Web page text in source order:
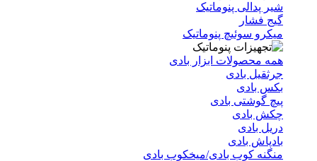
شیر پدالی پنوماتیک
گیج فشار
میکرو سوئیچ پنوماتیک
همه محصولات ابزار بادی
جرثقیل بادی
بکس بادی
پیچ گوشتی بادی
چکش بادی
دریل بادی
بادپاش بادی
منگنه کوب بادی/میخکوب بادی